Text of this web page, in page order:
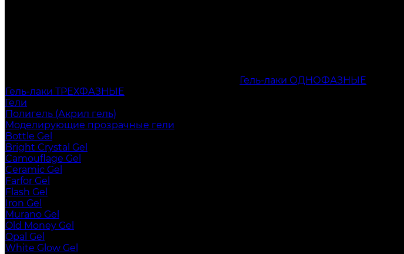
Гель-лаки ОДНОФАЗНЫЕ
Гель-лаки ТРЕХФАЗНЫЕ
Гели
Полигель (Акрил гель)
Моделирующие прозрачные гели
Bottle Gel
Bright Crystal Gel
Camouflage Gel
Ceramic Gel
Farfor Gel
Flash Gel
Iron Gel
Murano Gel
Old Money Gel
Opal Gel
White Glow Gel